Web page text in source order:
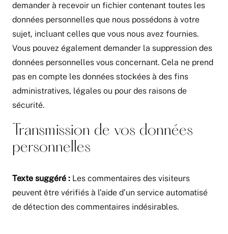
demander à recevoir un fichier contenant toutes les
données personnelles que nous possédons à votre
sujet, incluant celles que vous nous avez fournies.
Vous pouvez également demander la suppression des
données personnelles vous concernant. Cela ne prend
pas en compte les données stockées à des fins
administratives, légales ou pour des raisons de
sécurité.
Transmission de vos données
personnelles
Texte suggéré : Les commentaires des visiteurs
peuvent être vérifiés à l’aide d’un service automatisé
de détection des commentaires indésirables.